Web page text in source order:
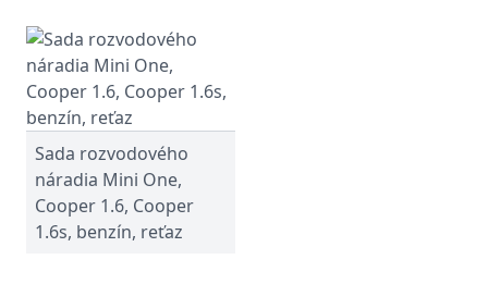
Sada rozvodového
náradia Mini One,
Cooper 1.6, Cooper
1.6s, benzín, reťaz